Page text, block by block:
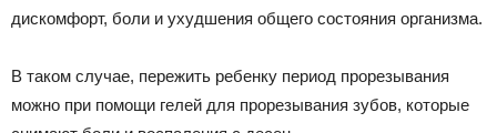
дискомфорт, боли и ухудшения общего состояния организма.
В таком случае, пережить ребенку период прорезывания
можно при помощи гелей для прорезывания зубов, которые